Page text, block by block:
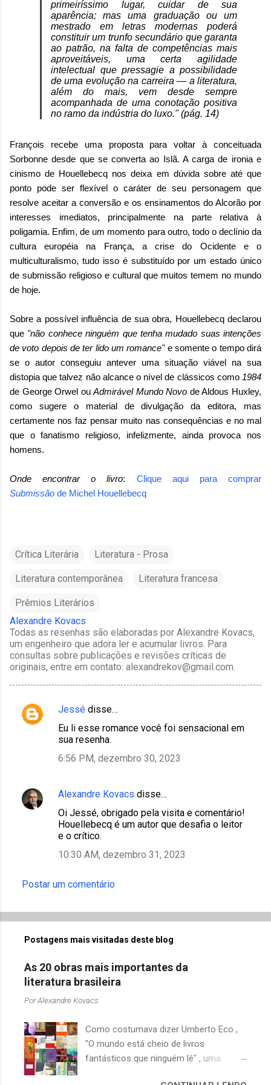
primeiríssimo lugar, cuidar de sua
aparência; mas uma graduação ou um
mestrado em letras modernas poderá
constituir um trunfo secundário que garanta
ao patrão, na falta de competências mais
aproveitáveis, uma certa agilidade
intelectual que pressagie a possibilidade
de uma evolução na carreira — a literatura,
além do mais, vem desde sempre
acompanhada de uma conotação positiva
no ramo da indústria do luxo." (pág. 14)
François recebe uma proposta para voltar à conceituada
Sorbonne desde que se converta ao Islã. A carga de ironia e
cinismo de Houellebecq nos deixa em dúvida sobre até que
ponto pode ser flexível o caráter de seu personagem que
resolve aceitar a conversão e os ensinamentos do Alcorão por
interesses imediatos, principalmente na parte relativa à
poligamia. Enfim, de um momento para outro, todo o declínio da
cultura européia na França, a crise do Ocidente e o
multiculturalismo, tudo isso é substituído por um estado único
de submissão religioso e cultural que muitos temem no mundo
de hoje.
Sobre a possível influência de sua obra, Houellebecq declarou
que "não conhece ninguém que tenha mudado suas intenções
de voto depois de ter lido um romance"e somente o tempo dirá
se o autor conseguiu antever uma situação viável na sua
distopia que talvez não alcance o nível de clássicos como 1984
de George Orwel ouAdmirável Mundo Novo de Aldous Huxley,
como sugere o material de divulgação da editora, mas
certamente nos faz pensar muito nas consequências e no mal
que o fanatismo religioso, infelizmente, ainda provoca nos
homens.
Onde encontrar o livro: Clique aqui para comprar
Submissão de Michel Houellebecq
Crítica Literária Literatura - Prosa
Literatura contemporânea Literatura francesa
Prêmios Literários
Alexandre Kovacs
Todas as resenhas são elaboradas por Alexandre Kovacs,
um engenheiro que adora ler e acumular livros. Para
consultas sobre publicações e revisões críticas de
originais, entre em contato: alexandrekov@gmail.com.
C
t
s
Jessé disse…
Eu li esse romance você foi sensacional em
sua resenha.
6:56 PM, dezembro 30, 2023
Alexandre Kovacs disse…
Oi Jessé, obrigado pela visita e comentário!
Houellebecq é um autor que desafia o leitor
e o crítico.
10:30 AM, dezembro 31, 2023
Postar um comentário
Postagens mais visitadas deste blog
As 20 obras mais importantes da
literatura brasileira
PorAlexandre Kovacs
Como costumava dizer Umberto Eco ,
"O mundo está cheio de livros
fantásticos que ninguém lê" , uma